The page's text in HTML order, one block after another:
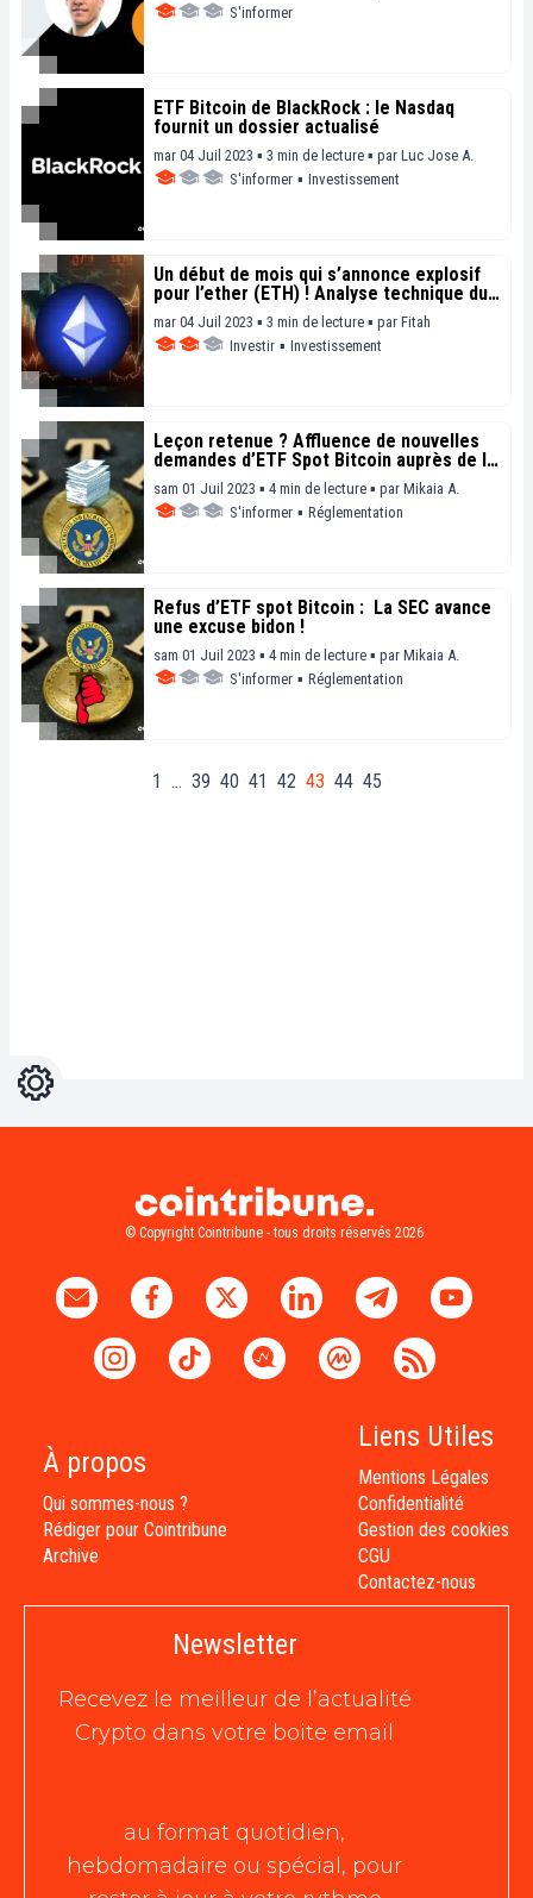
S'informer
ETF Bitcoin de BlackRock : le Nasdaq
fournit un dossier actualisé
mar 04 Juil 2023 ▪ 3 min de lecture ▪ par Luc Jose A.
S'informer ▪ Investissement
Un début de mois qui s’annonce explosif
pour l’ether (ETH) ! Analyse technique du
04 juillet
mar 04 Juil 2023 ▪ 3 min de lecture ▪ par Fitah
Investir ▪ Investissement
Leçon retenue ? Affluence de nouvelles
demandes d’ETF Spot Bitcoin auprès de la
SEC
sam 01 Juil 2023 ▪ 4 min de lecture ▪ par Mikaia A.
S'informer ▪ Réglementation
Refus d’ETF spot Bitcoin : La SEC avance
une excuse bidon !
sam 01 Juil 2023 ▪ 4 min de lecture ▪ par Mikaia A.
S'informer ▪ Réglementation
1 … 39 40 41 42 43 44 45
Réglages
© Copyright Cointribune - tous droits réservés 2026
À propos
Qui sommes-nous ?
Rédiger pour Cointribune
Archive
Liens Utiles
Mentions Légales
Confidentialité
Gestion des cookies
CGU
Contactez-nous
Newsletter
Recevez le meilleur de l’actualité
Crypto dans votre boite email
au format quotidien,
hebdomadaire ou spécial, pour